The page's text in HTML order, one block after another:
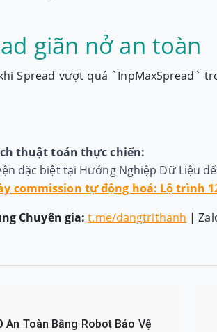
giãn nở an toàn
Spread vượt quá `InpMaxSpread`
thuật toán thực chiến:
đặc biệt tại Hướng Nghiệp Dữ Liệu
commission tự động hoá: Lộ trình
Chuyên gia: t.me/dangtrithanh |
An Toàn Bằng Robot Bảo Vệ